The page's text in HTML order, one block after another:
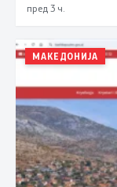
пред 3 ч.
МАКЕДОНИЈА